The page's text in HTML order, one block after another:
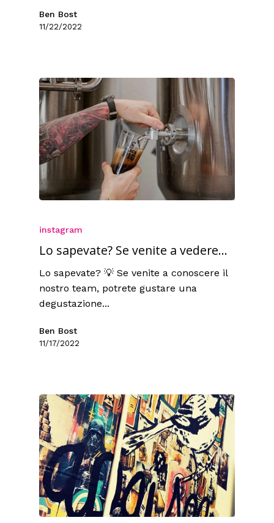
Ben Bost
11/22/2022
instagram
Lo sapevate? Se venite a vedere...
Lo sapevate? 💡 Se venite a conoscere il
nostro team, potrete gustare una
degustazione...
Ben Bost
11/17/2022